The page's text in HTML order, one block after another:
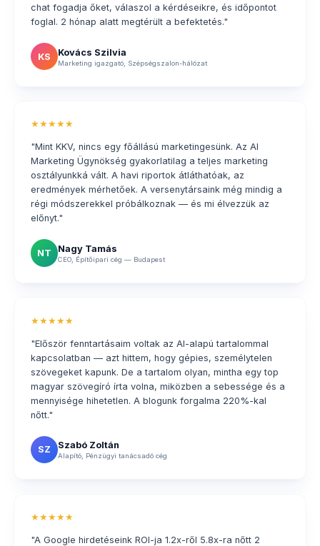
chat fogadja őket, válaszol a kérdéseikre, és időpontot
foglal. 2 hónap alatt megtérült a befektetés."
KS Kovács Szilvia
Marketing igazgató, Szépségszalon-hálózat
★★★★★
"Mint KKV, nincs egy főállású marketingesünk. Az AI
Marketing Ügynökség gyakorlatilag a teljes marketing
osztályunkká vált. A havi riportok átláthatóak, az
eredmények mérhetőek. A versenytársaink még mindig a
régi módszerekkel próbálkoznak — és mi élvezzük az
előnyt."
NT Nagy Tamás
CEO, Építőipari cég — Budapest
★★★★★
"Először fenntartásaim voltak az AI-alapú tartalommal
kapcsolatban — azt hittem, hogy gépies, személytelen
szövegeket kapunk. De a tartalom olyan, mintha egy top
magyar szövegíró írta volna, miközben a sebessége és a
mennyisége hihetetlen. A blogunk forgalma 220%-kal
nőtt."
SZ Szabó Zoltán
Alapító, Pénzügyi tanácsadó cég
★★★★★
"A Google hirdetéseink ROI-ja 1.2x-ről 5.8x-ra nőtt 2